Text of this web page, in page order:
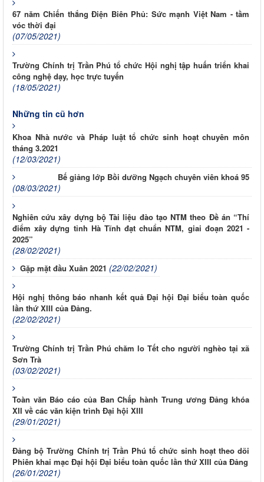
67 năm Chiến thắng Điện Biên Phủ: Sức mạnh Việt Nam - tầm
vóc thời đại
(07/05/2021)
Trường Chính trị Trần Phú tổ chức Hội nghị tập huấn triển khai
công nghệ dạy, học trực tuyến
(18/05/2021)
Những tin cũ hơn
Khoa Nhà nước và Pháp luật tổ chức sinh hoạt chuyên môn
tháng 3.2021
(12/03/2021)
Bế giảng lớp Bồi dưỡng Ngạch chuyên viên khoá 95
(08/03/2021)
Nghiên cứu xây dựng bộ Tài liệu đào tạo NTM theo Đề án “Thí
điểm xây dựng tỉnh Hà Tĩnh đạt chuẩn NTM, giai đoạn 2021 -
2025”
(28/02/2021)
Gặp mặt đầu Xuân 2021 (22/02/2021)
Hội nghị thông báo nhanh kết quả Đại hội Đại biểu toàn quốc
lần thứ XIII của Đảng.
(22/02/2021)
Trường Chính trị Trần Phú chăm lo Tết cho người nghèo tại xã
Sơn Trà
(03/02/2021)
Toàn văn Báo cáo của Ban Chấp hành Trung ương Đảng khóa
XII về các văn kiện trình Đại hội XIII
(29/01/2021)
Đảng bộ Trường Chính trị Trần Phú tổ chức sinh hoạt theo dõi
Phiên khai mạc Đại hội Đại biểu toàn quốc lần thứ XIII của Đảng
(26/01/2021)